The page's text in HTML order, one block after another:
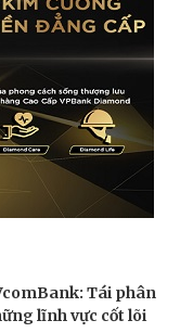
Tái phân
lĩnh vực cốt lõi